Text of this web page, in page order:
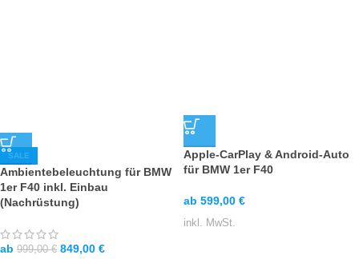
SALE
Ambientebeleuchtung für BMW
1er F40 inkl. Einbau
(Nachrüstung)
ab 999,00€ 849,00 €
Apple-CarPlay & Android-Auto
für BMW 1er F40
ab 599,00 €
inkl. MwSt.